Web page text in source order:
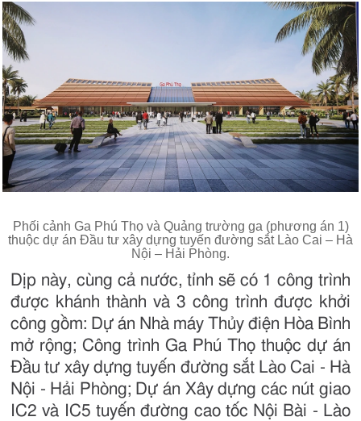
Phối cảnh Ga Phú Thọ và Quảng trường ga (phương án 1)
thuộc dự án Đầu tư xây dựng tuyến đường sắt Lào Cai – Hà
Nội – Hải Phòng.
Dịp này, cùng cả nước, tỉnh sẽ có 1 công trình
được khánh thành và 3 công trình được khởi
công gồm: Dự án Nhà máy Thủy điện Hòa Bình
mở rộng; Công trình Ga Phú Thọ thuộc dự án
Đầu tư xây dựng tuyến đường sắt Lào Cai - Hà
Nội - Hải Phòng; Dự án Xây dựng các nút giao
IC2 và IC5 tuyến đường cao tốc Nội Bài - Lào